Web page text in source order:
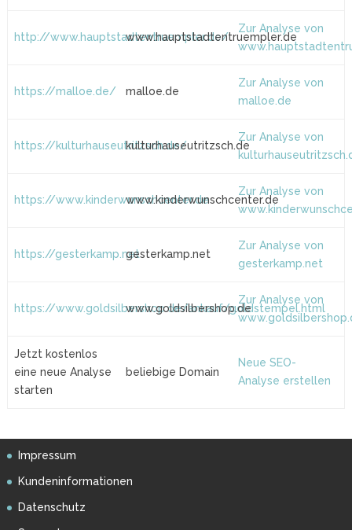
http://www.hauptstadtentruempler.de/
www.hauptstadtentruempler.de
Zur Analyse von
https://malloe.de/ malloe.de
Zur Analyse von
malloe.de
https://kulturhauseutritzsch.de/kulturhauseutritzsch.de
Zur Analyse von
https://www.kinderwunschcenter.de
www.kinderwunschcenter.de
Zur Analyse von
https://gesterkamp.netgesterkamp.net
Zur Analyse von
gesterkamp.net
https://www.goldsilbershop.de/ankauf/goldstempel.html
www.goldsilbershop.de
Zur Analyse von
Jetzt kostenlos
eine neue Analyse
starten
beliebige Domain
Neue SEO-
Analyse erstellen
Impressum
Kundeninformationen
Datenschutz